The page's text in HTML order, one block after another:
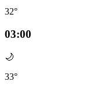
32°
03:00
🌙
33°